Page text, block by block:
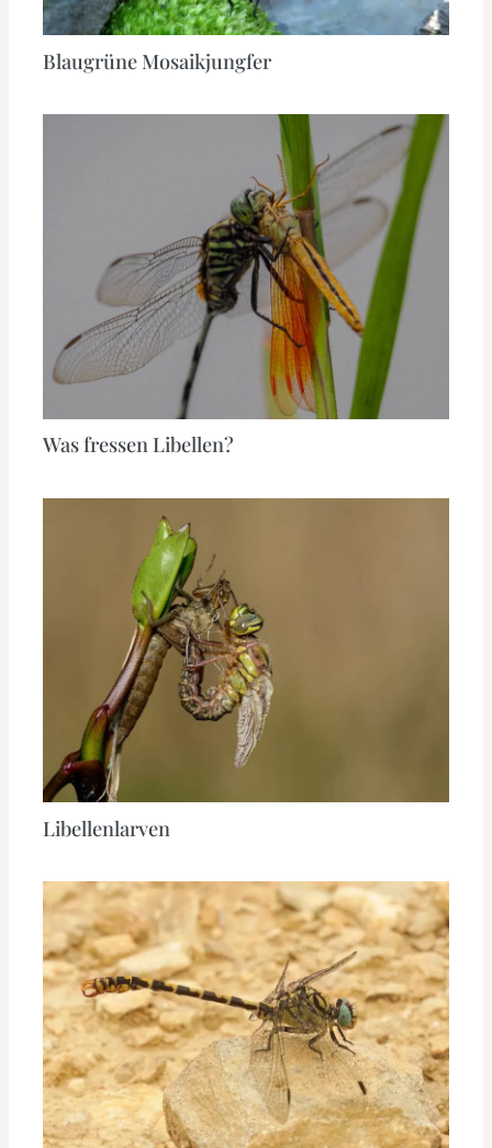
Blaugrüne Mosaikjungfer
Was fressen Libellen?
Libellenlarven